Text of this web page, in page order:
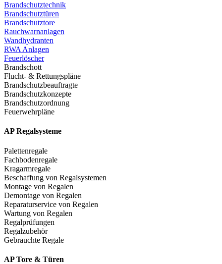
Brandschutztechnik
Brandschutztüren
Brandschutztore
Rauchwarnanlagen
Wandhydranten
RWA Anlagen
Feuerlöscher
Brandschott
Flucht- & Rettungspläne
Brandschutzbeauftragte
Brandschutzkonzepte
Brandschutzordnung
Feuerwehrpläne
AP Regalsysteme
Palettenregale
Fachbodenregale
Kragarmregale
Beschaffung von Regalsystemen
Montage von Regalen
Demontage von Regalen
Reparaturservice von Regalen
Wartung von Regalen
Regalprüfungen
Regalzubehör
Gebrauchte Regale
AP Tore & Türen